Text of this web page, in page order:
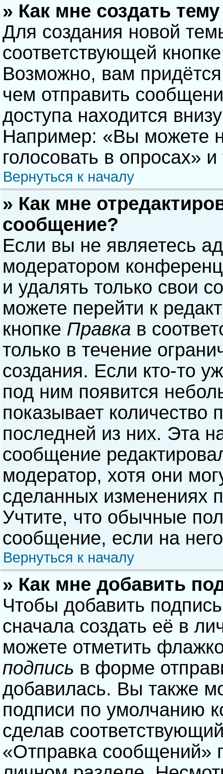
» Как мне создать
Для создания новой
соответствующей
Возможно, вам
чем отправить
доступа находится
Например: «Вы можете
голосовать в опросах» и
Вернуться к началу
» Как мне
сообщение?
Если вы не являетесь
модератором
и удалять только свои
можете перейти к
кнопке Правка в
только в течение
создания. Если кто-то
под ним появится
показывает количество
последней из них. Эта
сообщение
модератор, хотя они
сделанных изменениях
Учтите, что обычные
сообщение, если на
Вернуться к началу
» Как мне добавить
Чтобы добавить
сначала создать её в
можете отметить
подпись в форме
добавилась. Вы также
подписи по умолчанию
сделав
«Отправка сообщений»